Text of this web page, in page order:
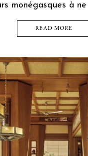
monégasques à
READ MORE